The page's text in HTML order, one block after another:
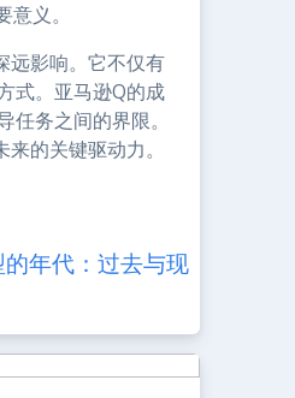
义。
远影响。它不仅有
式。亚马逊Q的成
务之间的界限。
的关键驱动力。
年代：过去与现